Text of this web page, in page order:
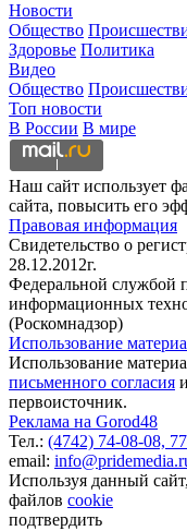
Новости
Общество
Здоровье Политика
Видео
Общество
Топ новости
В России В мире
Наш сайт использует
сайта, повысить его
Правовая информация
Свидетельство о
28.12.2012г.
Федеральной службой
информационных
(Роскомнадзор)
Использование
Использование
письменного согласия
первоисточник.
Реклама на Gorod48
Тел.: (4742) 74-08-08,
email:
Используя данный
файлов cookie
подтвердить